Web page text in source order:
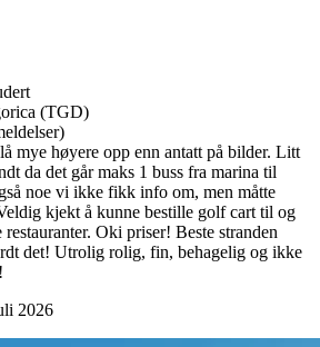
(TGD)
mye høyere opp enn antatt på bilder. Litt
da det går maks 1 buss fra marina til
noe vi ikke fikk info om, men måtte
kjekt å kunne bestille golf cart til og
Oki priser! Beste stranden
det! Utrolig rolig, fin, behagelig og ikke
2026